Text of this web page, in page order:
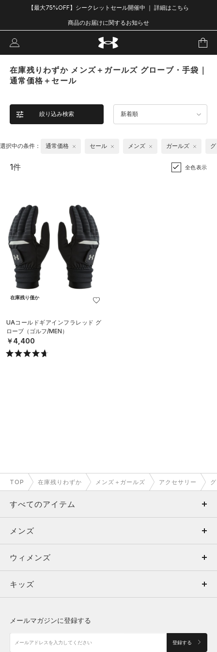
【最大75%OFF】シークレットセール開催中 ｜ 詳細はこちら
商品のお届けに関するお知らせ
在庫残りわずか メンズ＋ガールズ グローブ・手袋｜
通常価格＋セール
絞り込み検索 新着順
選択中の条件： 通常価格 セール メンズ ガールズ
1件 全色表示
在庫残り僅か
UAコールドギアインフラレッド グ
ローブ（ゴルフ/MEN）
￥4,400
TOP 在庫残りわずか メンズ＋ガールズ アクセサリー
すべてのアイテム
メンズ
ウィメンズ
キッズ
アクセサリー
メンズ
トップス
ボトムス
アクセサリー
ウィメンズ
トップス
シューズ
キッズ
メールマガジンに登録する
登録する